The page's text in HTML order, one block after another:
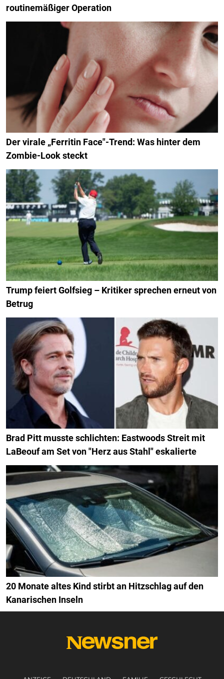
routinemäßiger Operation
Der virale „Ferritin Face"-Trend: Was hinter dem
Zombie-Look steckt
Trump feiert Golfsieg – Kritiker sprechen erneut von
Betrug
Brad Pitt musste schlichten: Eastwoods Streit mit
LaBeouf am Set von "Herz aus Stahl" eskalierte
20 Monate altes Kind stirbt an Hitzschlag auf den
Kanarischen Inseln